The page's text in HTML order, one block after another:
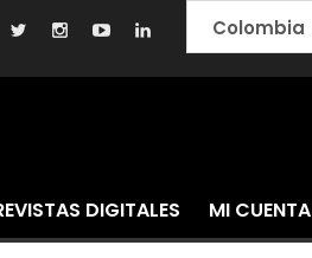
DIGITALES MI CUENTA